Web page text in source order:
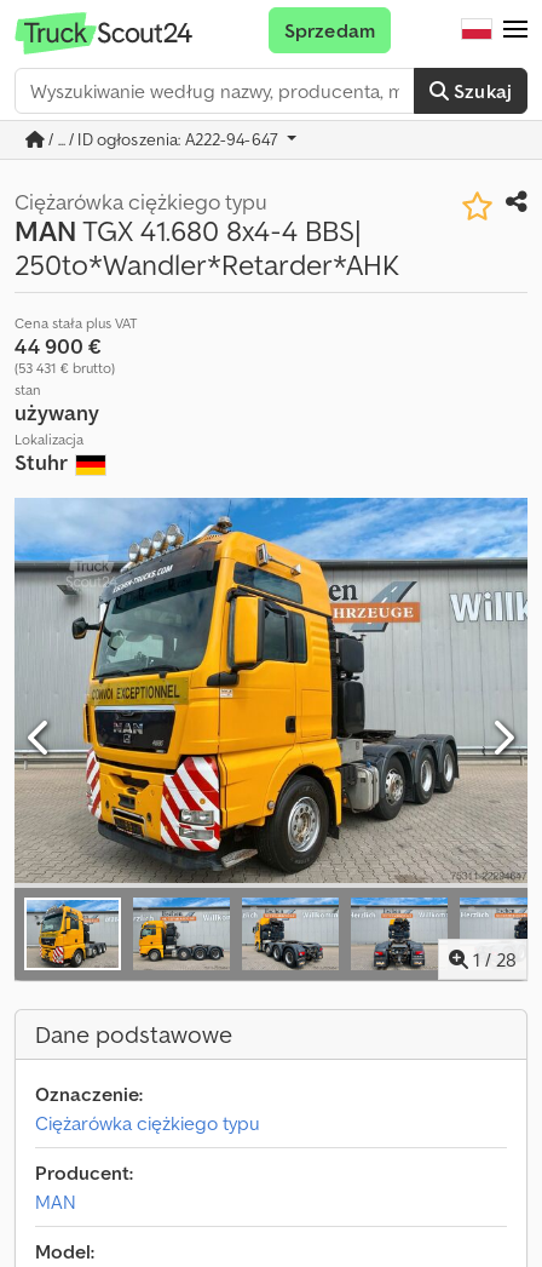
Szukaj
Sprzedam
/ ... / ID ogłoszenia: A222-94-647
Ciężarówka ciężkiego typu
MANTGX 41.680 8x4-4 BBS|
250to*Wandler*Retarder*AHK
Cena stała plus VAT
44 900 €
(53 431 € brutto)
stan
używany
Lokalizacja
Stuhr
1 / 28
Dane podstawowe
Oznaczenie:
Ciężarówka ciężkiego typu
Producent:
MAN
Model: